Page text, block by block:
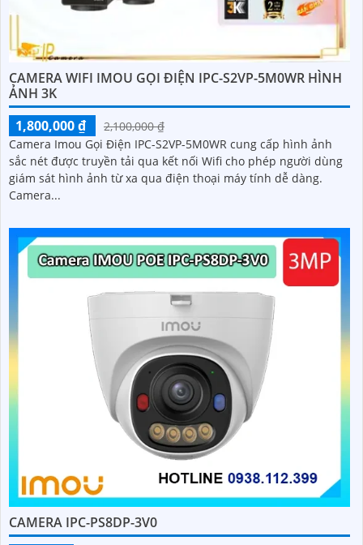
CAMERA WIFI IMOU GỌI ĐIỆN IPC-S2VP-5M0WR HÌNH
ẢNH 3K
1,800,000 ₫
2,100,000 ₫
Camera Imou Gọi Điện IPC-S2VP-5M0WR cung cấp hình ảnh
sắc nét được truyền tải qua kết nối Wifi cho phép người dùng
giám sát hình ảnh từ xa qua điện thoại máy tính dễ dàng.
Camera...
CAMERA IPC-PS8DP-3V0